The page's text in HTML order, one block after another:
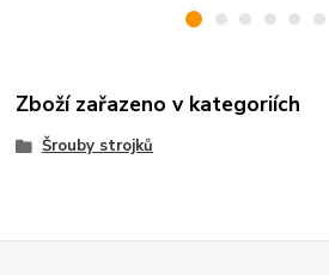
Zboží zařazeno v kategoriích
Šrouby strojků